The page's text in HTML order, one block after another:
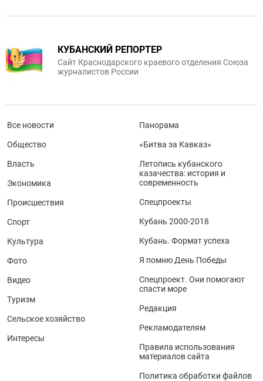
КУБАНСКИЙ РЕПОРТЕР
Сайт Краснодарского краевого отделения Союза
журналистов России
Все новости
Общество
Власть
Экономика
Происшествия
Спорт
Культура
Фото
Видео
Туризм
Сельское хозяйство
Интересы
Панорама
«Битва за Кавказ»
Летопись кубанского
казачества: история и
современность
Спецпроекты
Кубань 2000-2018
Кубань. Формат успеха
Я помню День Победы
Спецпроект. Они помогают
спасти море
Редакция
Рекламодателям
Правила использования
материалов сайта
Политика обработки файлов